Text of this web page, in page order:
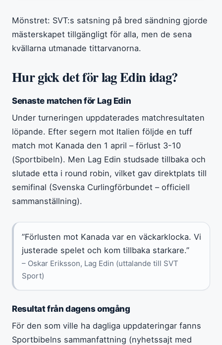
Mönstret: SVT:s satsning på bred sändning gjorde
mästerskapet tillgängligt för alla, men de sena
kvällarna utmanade tittarvanorna.
Hur gick det för lag Edin idag?
Senaste matchen för Lag Edin
Under turneringen uppdaterades matchresultaten
löpande. Efter segern mot Italien följde en tuff
match mot Kanada den 1 april – förlust 3-10
(Sportbibeln). Men Lag Edin studsade tillbaka och
slutade etta i round robin, vilket gav direktplats till
semifinal (Svenska Curlingförbundet – officiell
sammanställning).
”Förlusten mot Kanada var en väckarklocka. Vi
justerade spelet och kom tillbaka starkare.”
– Oskar Eriksson, Lag Edin (uttalande till SVT
Sport)
Resultat från dagens omgång
För den som ville ha dagliga uppdateringar fanns
Sportbibelns sammanfattning (nyhetssajt med